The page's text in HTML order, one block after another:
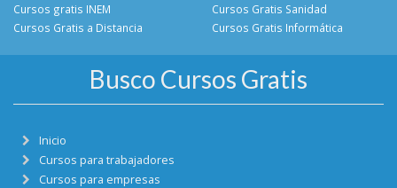
Cursos gratis INEM
Cursos Gratis a Distancia
Cursos Gratis Sanidad
Cursos Gratis Informática
Busco Cursos Gratis
Inicio
Cursos para trabajadores
Cursos para empresas